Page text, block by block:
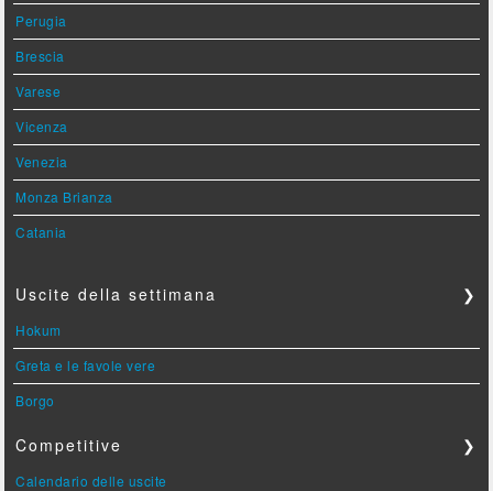
Perugia
Brescia
Varese
Vicenza
Venezia
Monza Brianza
Catania
Uscite della settimana ❯
Hokum
Greta e le favole vere
Borgo
Competitive ❯
Calendario delle uscite